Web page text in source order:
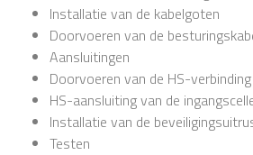
Installatie van de kabelgoten
Doorvoeren van de
Aansluitingen
Doorvoeren van de HS-
HS-aansluiting van de
Installatie van de
Testen